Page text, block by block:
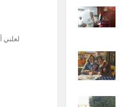
لعلني